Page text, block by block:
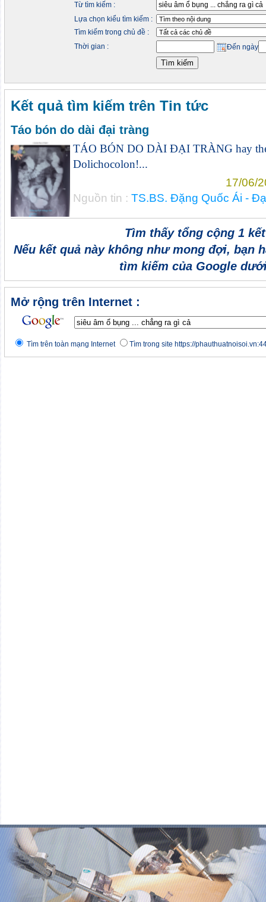
Từ tìm kiếm :
Lựa chọn kiểu tìm kiếm :
Tìm kiếm trong chủ đề :
Thời gian :
Đến ngày
Kết quả tìm kiếm trên Tin tức
Táo bón do dài đại tràng
TÁO BÓN DO DÀI ĐẠI TRÀNG hay
Dolichocolon!...
17/06/
Nguồn tin : TS.BS. Đặng Quốc Ái -
Tìm thấy tổng cộng 1
Nếu kết quả này không như mong đợi, bạn
tìm kiếm của Google
Mở rộng trên Internet :
Tìm trên toàn mạng Internet Tìm trong site https://